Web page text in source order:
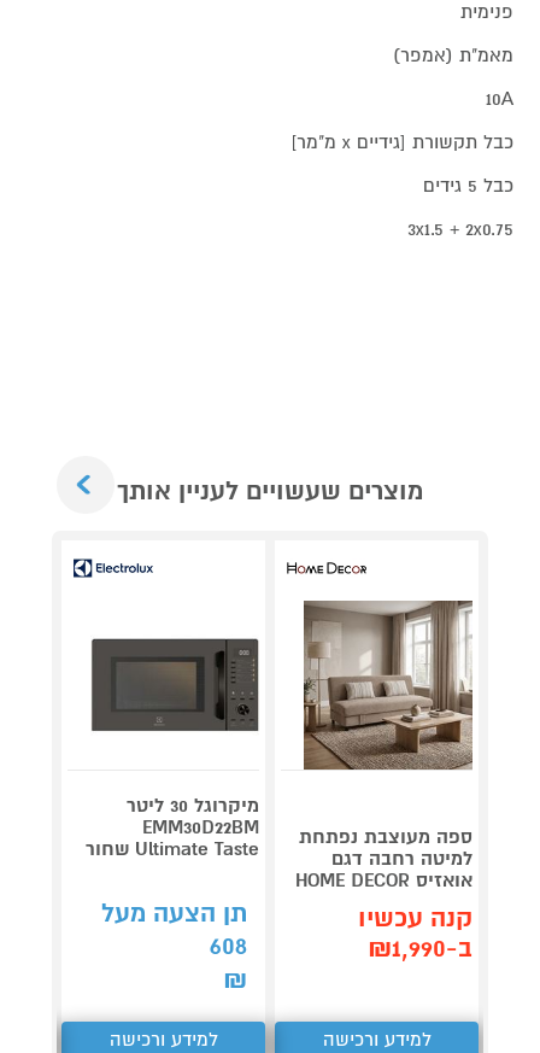
פנימית
מאמ"ת (אמפר)
10A
כבל תקשורת [גידיים x מ"מר]
כבל 5 גידים
3x1.5 + 2x0.75
מוצרים שעשויים לעניין אותך
ספה מעוצבת נפתחת
למיטה רחבה דגם
אואזיס HOME DECOR
קנה עכשיו
ב-₪1,990
למידע ורכישה
מיקרוגל 30 ליטר
EMM30D22BM
Ultimate Taste שחור
תן הצעה מעל
608
₪
למידע ורכישה